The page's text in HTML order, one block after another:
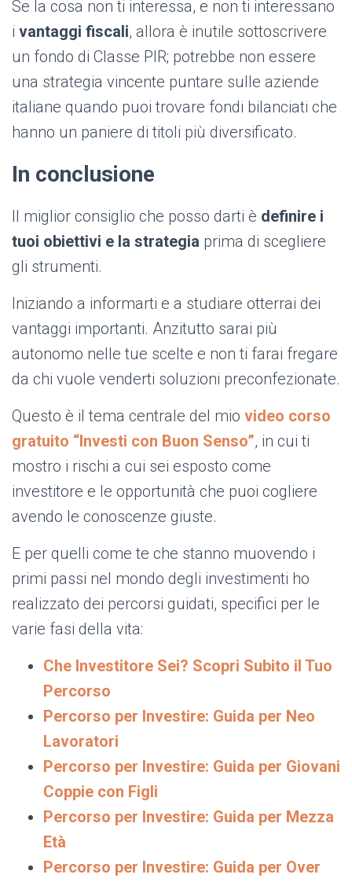
Se la cosa non ti interessa, e non ti interessano
i vantaggi fiscali, allora è inutile sottoscrivere
un fondo di Classe PIR; potrebbe non essere
una strategia vincente puntare sulle aziende
italiane quando puoi trovare fondi bilanciati che
hanno un paniere di titoli più diversificato.
In conclusione
Il miglior consiglio che posso darti è definire i
tuoi obiettivi e la strategia prima di scegliere
gli strumenti.
Iniziando a informarti e a studiare otterrai dei
vantaggi importanti. Anzitutto sarai più
autonomo nelle tue scelte e non ti farai fregare
da chi vuole venderti soluzioni preconfezionate.
Questo è il tema centrale del mio video corso
gratuito “Investi con Buon Senso”, in cui ti
mostro i rischi a cui sei esposto come
investitore e le opportunità che puoi cogliere
avendo le conoscenze giuste.
E per quelli come te che stanno muovendo i
primi passi nel mondo degli investimenti ho
realizzato dei percorsi guidati, specifici per le
varie fasi della vita:
Che Investitore Sei? Scopri Subito il Tuo
Percorso
Percorso per Investire: Guida per Neo
Lavoratori
Percorso per Investire: Guida per Giovani
Coppie con Figli
Percorso per Investire: Guida per Mezza
Età
Percorso per Investire: Guida per Over